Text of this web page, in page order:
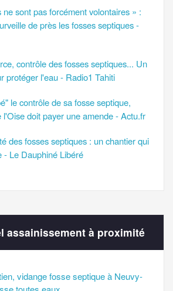
ne sont pas forcément volontaires » :
de près les fosses septiques -
contrôle des fosses septiques... Un
protéger l'eau - Radio1 Tahiti
le contrôle de sa fosse septique,
l'Oise doit payer une amende - Actu.fr
des fosses septiques : un chantier qui
- Le Dauphiné Libéré
assainissement à proximité
vidange fosse septique à Neuvy-